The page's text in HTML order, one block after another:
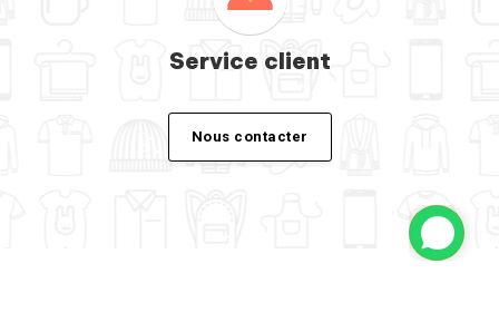
Service client
Nous contacter